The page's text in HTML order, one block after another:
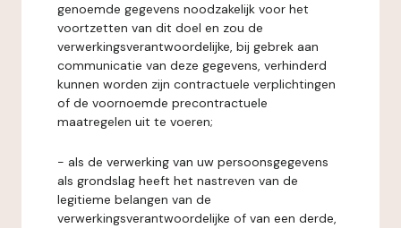
genoemde gegevens noodzakelijk voor het
voortzetten van dit doel en zou de
verwerkingsverantwoordelijke, bij gebrek aan
communicatie van deze gegevens, verhinderd
kunnen worden zijn contractuele verplichtingen
of de voornoemde precontractuele
maatregelen uit te voeren;
- als de verwerking van uw persoonsgegevens
als grondslag heeft het nastreven van de
legitieme belangen van de
verwerkingsverantwoordelijke of van een derde,